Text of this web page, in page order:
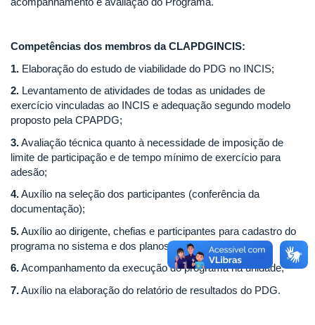
Competências dos membros da CLAPDGINCIS:
1. Elaboração do estudo de viabilidade do PDG no INCIS;
2. Levantamento de atividades de todas as unidades de
exercício vinculadas ao INCIS e adequação segundo modelo
proposto pela CPAPDG;
3.Avaliação técnica quanto à necessidade de imposição de
limite de participação e de tempo mínimo de exercício para
adesão;
4.Auxílio na seleção dos participantes (conferência da
documentação);
5.Auxílio ao dirigente, chefias e participantes para cadastro do
programa no sistema e dos planos de trabalho;
6.Acompanhamento da execução do programa na unidade;
7.Auxílio na elaboração do relatório de resultados do PDG.